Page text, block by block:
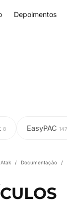
Depoimentos
8 EasyPAC 147
/ Documentação /